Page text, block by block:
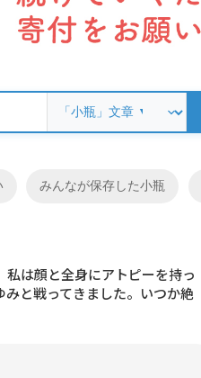
みんなが保存した小瓶
は顔と全身にアトピーを持っ
と戦ってきました。いつか絶